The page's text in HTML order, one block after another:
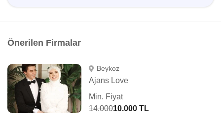
Önerilen Firmalar
Beykoz
Ajans Love
Min. Fiyat
14.00010.000 TL